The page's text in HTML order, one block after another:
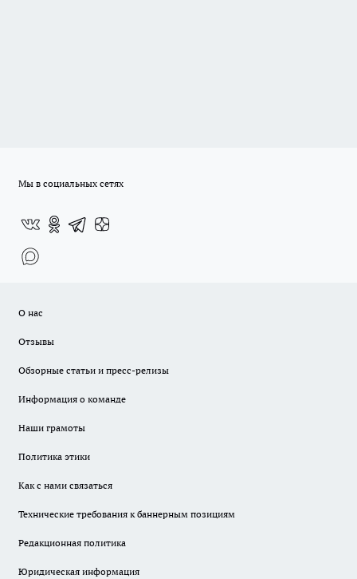
Мы в социальных сетях
О нас
Отзывы
Обзорные статьи и пресс-релизы
Информация о команде
Наши грамоты
Политика этики
Как с нами связаться
Технические требования к баннерным позициям
Редакционная политика
Юридическая информация